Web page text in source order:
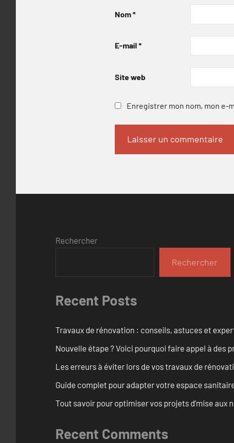
Nom*
E-mail *
Site web
Enregistrer mon nom, mon e-
Rechercher
Rechercher
Recent Posts
Travaux de rénovation : conseils, astuces et
Nouvelle étape ? Voici pourquoi faire appel à des
Les erreurs à éviter lors de vos travaux de
Guide complet pour adapter votre espace
Tout savoir pour optimiser vos projets d’mise aux
Recent Comments